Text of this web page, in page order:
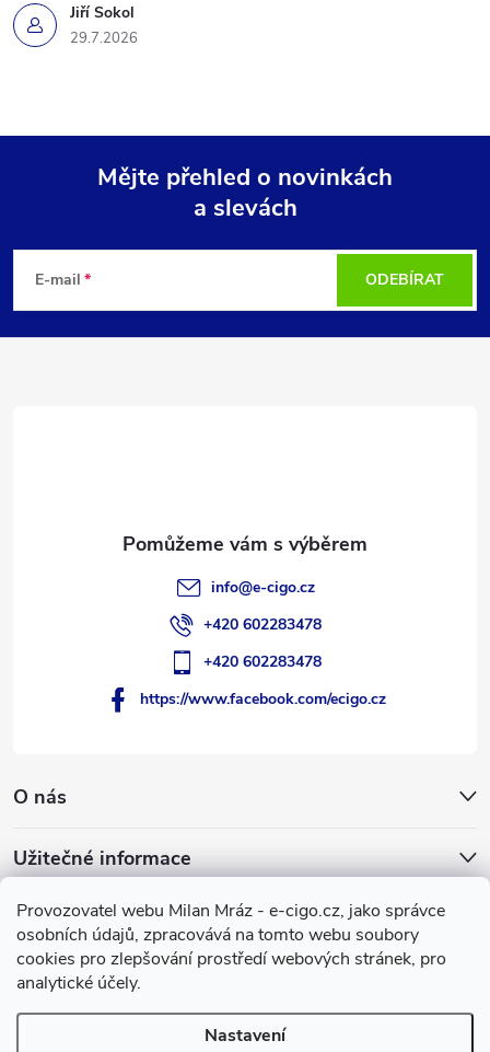
Provozovatel webu Milan Mráz - e-cigo.cz, jako správce
osobních údajů, zpracovává na tomto webu soubory
cookies pro zlepšování prostředí webových stránek, pro
analytické účely.
Nastavení
Jiří Sokol
29.7.2026
p
Mějte přehled o novinkách
a slevách
E-mail ODEBÍRAT
O nás
Užitečné informace
Facebook
e-cigo.cz
info@e-cigo.cz
+420 602283478
+420 602283478
https://www.facebook.com/ecigo.cz